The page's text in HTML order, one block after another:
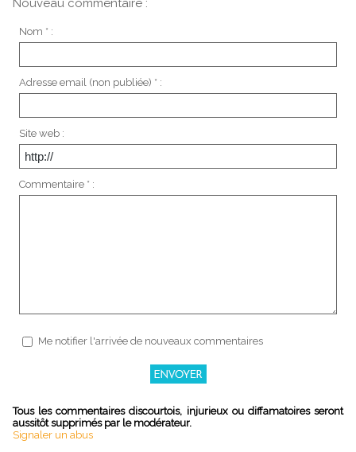
Nouveau commentaire :
Nom * :
Adresse email (non publiée) * :
Site web :
Commentaire * :
Me notifier l'arrivée de nouveaux commentaires
Tous les commentaires discourtois, injurieux ou diffamatoires seront
aussitôt supprimés par le modérateur.
Signaler un abus